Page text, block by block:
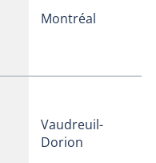
Montréal
Vaudreuil-
Dorion